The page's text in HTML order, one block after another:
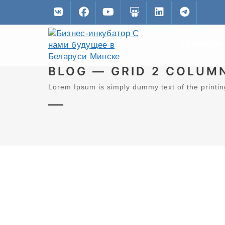
BLOG — GRID 2
Lorem Ipsum is simply dummy text of the